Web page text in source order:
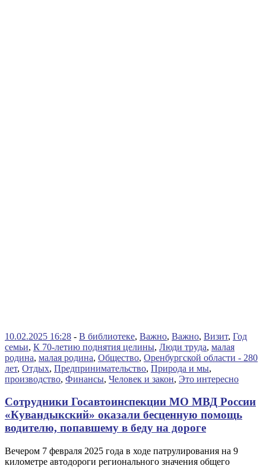
10.02.2025 16:28 - В библиотеке, Важно, Важно, Визит, Год
семьи, К 70-летию поднятия целины, Люди труда, малая
родина, малая родина, Общество, Оренбургской области - 280
лет, Отдых, Предпринимательство, Природа и мы,
производство, Финансы, Человек и закон, Это интересно
Сотрудники Госавтоинспекции МО МВД России
«Кувандыкский» оказали бесценную помощь
водителю, попавшему в беду на дороге
Вечером 7 февраля 2025 года в ходе патрулирования на 9
километре автодороги регионального значения общего